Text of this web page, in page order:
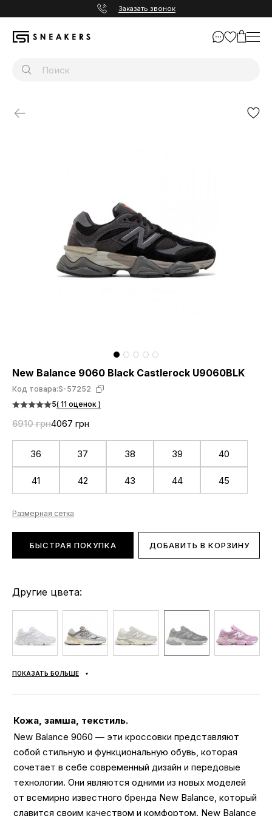
Заказать звонок
New Balance 9060 Black Castlerock U9060BLK
Код товара:S-57252
5( 11 оценок )
6910 грн4067 грн
36 37 38 39 40
41 42 43 44 45
Размерная сетка
БЫСТРАЯ ПОКУПКА ДОБАВИТЬ В КОРЗИНУ
Другие цвета:
ПОКАЗАТЬ БОЛЬШЕ
Кожа, замша, текстиль.
New Balance 9060 — эти кроссовки представляют
собой стильную и функциональную обувь, которая
сочетает в себе современный дизайн и передовые
технологии. Они являются одними из новых моделей
от всемирно известного бренда New Balance, который
славится своим качеством и комфортом. New Balance